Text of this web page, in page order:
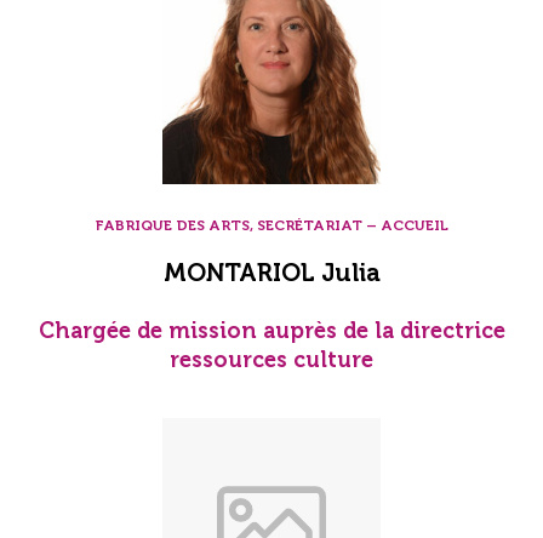
FABRIQUE DES ARTS, SECRÉTARIAT – ACCUEIL
MONTARIOL Julia
Chargée de mission auprès de la directrice
ressources culture